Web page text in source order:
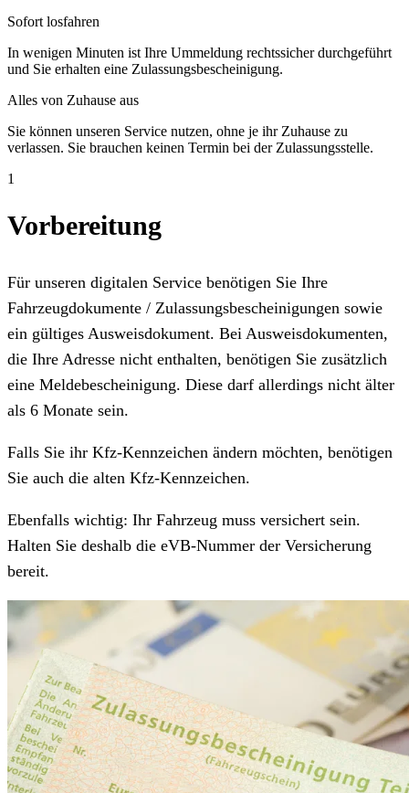
Sofort losfahren
In wenigen Minuten ist Ihre Ummeldung rechtssicher durchgeführt
und Sie erhalten eine Zulassungsbescheinigung.
Alles von Zuhause aus
Sie können unseren Service nutzen, ohne je ihr Zuhause zu
verlassen. Sie brauchen keinen Termin bei der Zulassungsstelle.
1
Vorbereitung
Für unseren digitalen Service benötigen Sie Ihre
Fahrzeugdokumente / Zulassungsbescheinigungen sowie
ein gültiges Ausweisdokument. Bei Ausweisdokumenten,
die Ihre Adresse nicht enthalten, benötigen Sie zusätzlich
eine Meldebescheinigung. Diese darf allerdings nicht älter
als 6 Monate sein.
Falls Sie ihr Kfz-Kennzeichen ändern möchten, benötigen
Sie auch die alten Kfz-Kennzeichen.
Ebenfalls wichtig: Ihr Fahrzeug muss versichert sein.
Halten Sie deshalb die eVB-Nummer der Versicherung
bereit.